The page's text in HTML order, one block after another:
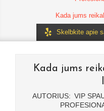
Kada jums
Skelbkite apie
Kada jums
AUTORIUS: VIP